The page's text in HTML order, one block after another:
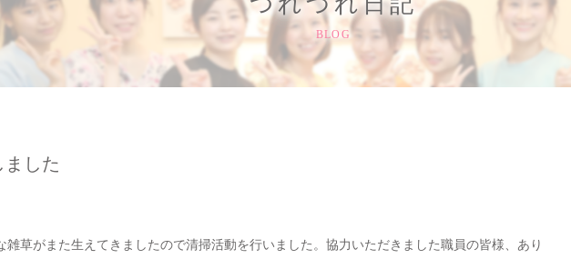
BLOG
した
雑草がまた生えてきましたので清掃活動を行いました。協力いただきました職員の皆様、あり